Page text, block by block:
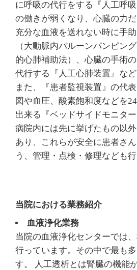
に呼吸の代行をする『人工呼
の働きが弱くなり、心臓の力
充分な血液を送れない時に手助
（大動脈内バルーンパンピン
的心肺補助法）、心臓の手術
代行する『人工心肺装置』など
また、『患者監視装置』の代
図や血圧、酸素飽和度などを
出来る『ベッドサイドモニター
病院内には先に挙げたもの以
あり、これらが安全に患者さ
う、管理・点検・修理なども行
当院における業務紹介
血液浄化業務
当院の血液浄化センターでは
行っています。その中で最も
す。 人工透析とは腎臓の機能